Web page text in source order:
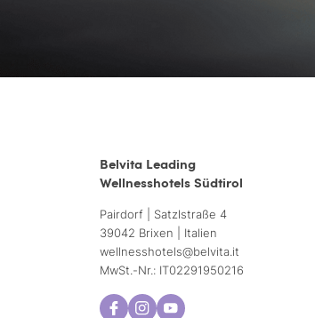
Belvita Leading
Wellnesshotels Südtirol
Pairdorf | Satzlstraße 4
39042 Brixen | Italien
wellnesshotels@belvita.it
MwSt.-Nr.: IT02291950216